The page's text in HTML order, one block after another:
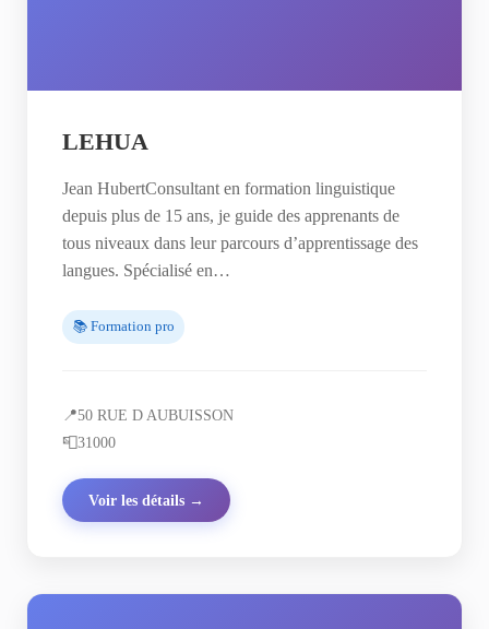
LEHUA
Jean HubertConsultant en formation linguistique
depuis plus de 15 ans, je guide des apprenants de
tous niveaux dans leur parcours d’apprentissage des
langues. Spécialisé en…
📚 Formation pro
📍50 RUE D AUBUISSON
📮31000
Voir les détails →